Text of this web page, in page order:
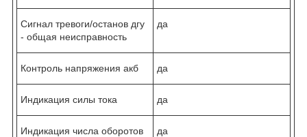
Сигнал тревоги/останов дгу
- общая неисправность
да
Контроль напряжения акб да
Индикация силы тока да
Индикация числа оборотов
да